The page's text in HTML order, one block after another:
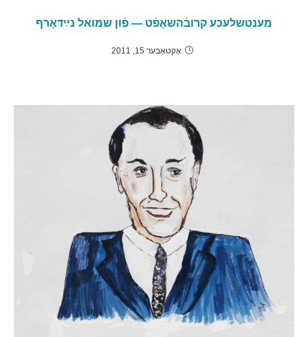
מענטשלעכע קרובֿהשאַפֿט — פֿון שמואל נײַדאָרף
אָקטאָבער 15, 2011